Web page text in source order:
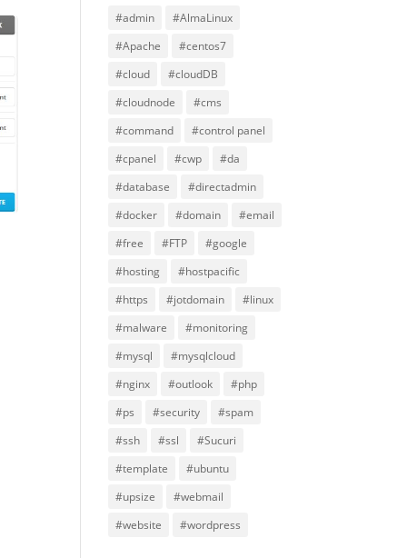
#admin
#AlmaLinux
#Apache
#centos7
#cloud
#cloudDB
#cloudnode
#cms
#command
#control panel
#cpanel
#cwp
#da
#database
#directadmin
#docker
#domain
#email
#free
#FTP
#google
#hosting
#hostpacific
#https
#jotdomain
#linux
#malware
#monitoring
#mysql
#mysqlcloud
#nginx
#outlook
#php
#ps
#security
#spam
#ssh
#ssl
#Sucuri
#template
#ubuntu
#upsize
#webmail
#website
#wordpress